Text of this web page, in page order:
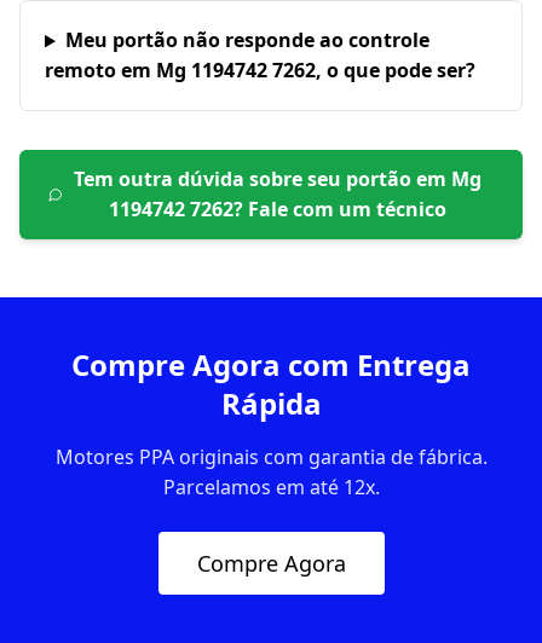
Meu portão não responde ao controle
remoto em Mg 1194742 7262, o que pode ser?
Tem outra dúvida sobre seu portão em Mg
1194742 7262? Fale com um técnico
Compre Agora com Entrega
Rápida
Motores PPA originais com garantia de fábrica.
Parcelamos em até 12x.
Compre Agora